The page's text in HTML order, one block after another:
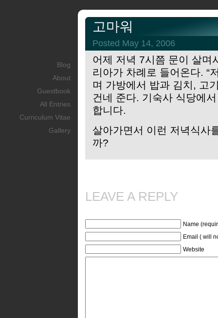
Blog
About
Guestbook
All Entries
Curriculum Vitae
Gallery
고마워
Posted May 14, 2006
어제 저녁 7시쯤 문이 살며
리아가 차례로 들어온다. “
며 가방에서 밥과 김치, 고
건네 준다. 기숙사 식당에
합니다.
살아가면서 이런 저녁식사
까?
LEAVE A REPLY
Name
Email ( will
Website